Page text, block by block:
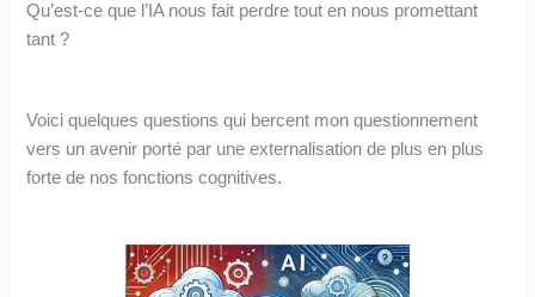
Qu’est-ce que l’IA nous fait perdre tout en nous promettant
tant ?
Voici quelques questions qui bercent mon questionnement
vers un avenir porté par une externalisation de plus en plus
forte de nos fonctions cognitives.